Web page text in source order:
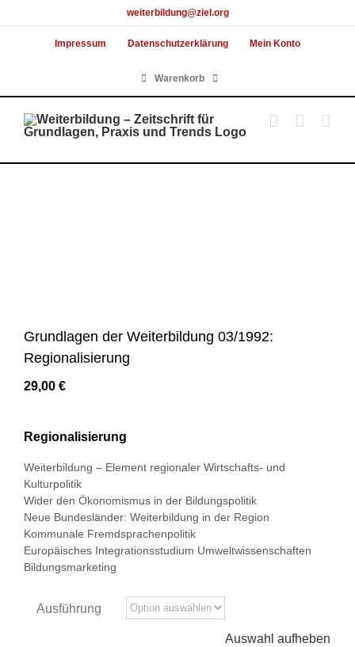
to
weiterbildung@ziel.org
Impressum Datenschutzerklärung Mein Konto
Warenkorb
Grundlagen der Weiterbildung 03/1992:
Regionalisierung
29,00 €
Regionalisierung
Weiterbildung – Element regionaler Wirtschafts- und
Kulturpolitik
Wider den Ökonomismus in der Bildungspolitik
Neue Bundesländer: Weiterbildung in der Region
Kommunale Fremdsprachenpolitik
Europäisches Integrationsstudium Umweltwissenschaften
Bildungsmarketing
Ausführung
Auswahl aufheben